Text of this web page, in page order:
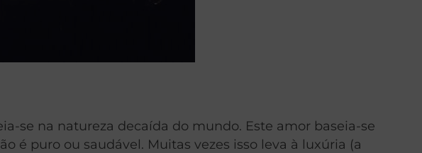
se na natureza decaída do mundo. Este amor baseia-se
é puro ou saudável. Muitas vezes isso leva à luxúria (a